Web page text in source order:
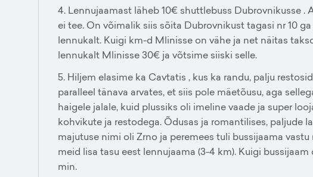
4. Lennujaamast läheb 10€ shuttlebuss Dubrovnikusse
ei tee. On võimalik siis sõita Dubrovnikust tagasi nr 10
lennukalt. Kuigi km-d Mlinisse on vähe ja net näitas
lennukalt Mlinisse 30€ ja võtsime siiski selle.
5. Hiljem elasime ka Cavtatis , kus ka randu, palju
paralleel tänava arvates, et siis pole mäetõusu, aga
haigele jalale, kuid plussiks oli imeline vaade ja super
kohvikute ja restodega. Õdusas ja romantilises, paljude
majutuse nimi oli Zrno ja peremees tuli bussijaama
meid lisa tasu eest lennujaama (3-4 km). Kuigi
min.